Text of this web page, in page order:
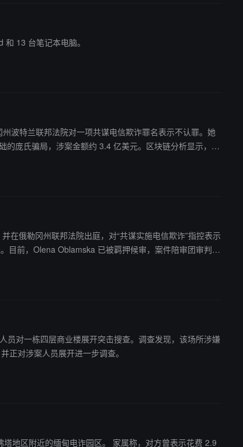
13 台笔记本电脑。
波特兰联邦法院对一项共谋电信欺诈罪名表示不认罪。她
庞氏骗局，涉案金额约 3.4 亿美元。区块链分析显示，超
俄勒冈州联邦法院出庭，对“共谋实施电信欺诈”指控表示
目前，Olena Oblamska 已被羁押候审，案件陪审团审判预
员对一栋四层商业楼展开突击搜查。调查发现，该场所涉嫌
正对涉案人员展开进一步调查。
。 家属称，对方曾表示花费 2.9